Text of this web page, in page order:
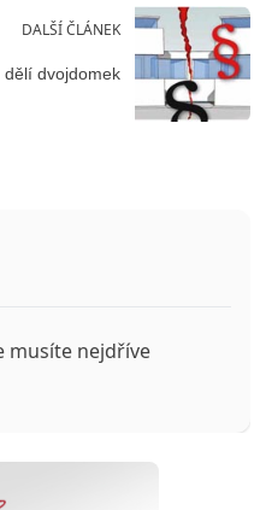
DALŠÍ ČLÁNEK
dělí dvojdomek
musíte nejdříve